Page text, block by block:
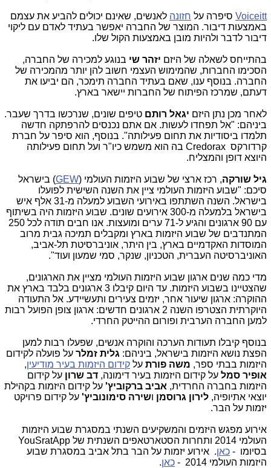
Voiceitt סיפרה על חזונה לאנשים, שאינם יכולים להביע את עצמם
באמצעות דיבור. המוצר של החברה יאפשר בעתיד לאדם עם ליקוי
דיבור לדבר ולהיות מובן באמצעות הקול שלו.
בהתייחס לשאלה של היזם יזהר שי בנוגע למכירה של החברה,
הסכימו החברות, שהמימוש העצמי חשוב להן יותר מהמכירה של
החברה. בנוסף ענו, שאם בעתיד החברה תימכר, הם יביעו את
דעתם, שמרכז הפיתוח של החברות יישאר בארץ.
לאחר מכן נתן היזם יגאל רותם טיפים שונים, שנרכשו בדרך שעבר.
ביניהם: "אל תפחדו לעשות. אם אתם נכנסים להרפתקה חדשה
תלמדו ביסודיות את תחום פעילותה". בנוסף, הוא סיפר על חברת
קרדורקס Credorax בה הוא משמש כיו"ר ועל תחום פעילותה
היוצא דופן והמצליח.
גיל שורקה, רכז ארצי של שבוע היזמות העולמי (GEW) בישראל
סיכם: "שבוע היזמות העולמי ציין את השנה השישית לפועלו
בישראל. השנה השתתפו באירועי השבוע למעלה מ-31 אלף איש
בישראל בלמעלה מ-300 אירועים שונים. שבוע היזמות היה בשיתוף
עם 90 ארגונים והגיע ל-71 ערים ומועצות. אנו חבים תודה לכל 250
המתנדבים של שבוע היזמות בארץ ומקבלים תמיכה גבית מרוב
המוסדות האקדמיים בארץ, בין היתר, אוניברסיטת תל-אביב,
האוניברסיטה העברית, הטכניון, שנקר, סמי שמעון ועוד".
מדי כמה שנים ארגון שבוע היזמות העולמי מציין את הארגונים,
שהצטיינו בשבוע היזמות. עד היום קיבלו 3 ארגונים בלבד בארץ את
ההוקרה: ארגון שיעור אחר, יזמים צעירים ותעשיידע. אל התעודה
היוקרתית הצטרפו השנה 2 ארגונים חדשים: ארגון צופן הפועל רבות
למען החברה הערבית ופורום ההייטק החרדי.
בנוסף קיבלו תעודות הערכה והוקרה אנשים, שפעלו רבות למען
הפצת נושא היזמות בישראל, ביניהם: גלית זמלר על פועלה לקידום
היזמות בבתי ספר, משה פורת על קידום היזמות בעיר מודיעין,
אופיר סמל על קידום היזמות בעיר דימונה, דב שרון על קידום
היזמות בחברה החרדית, אביב ברקוביץ' על קידום היזמות בקהילת
יוצאי אתיופיה, לירון גרוסמן ושירה סימונוביץ' על קידום פרויקט
יזמות על הבר.
אירוע מפגש היזמים והמשקיעים השנתי במסגרת שבוע היזמות
העולמי 2014 ותחרות הסטארטאפים השנתית של YouSratApp
בסיומו - כאן. אירוע יזמות על הבר בתל אביב במסגרת שבוע
היזמות העולמי 2014 -
כאן.